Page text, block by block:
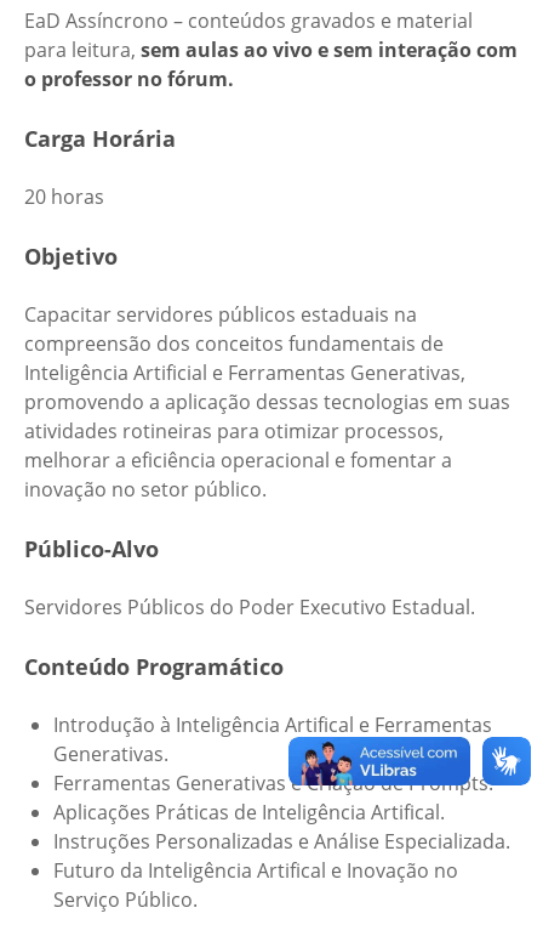
EaD Assíncrono – conteúdos gravados e material
para leitura, sem aulas ao vivo e sem interação com
o professor no fórum.
Carga Horária
20 horas
Objetivo
Capacitar servidores públicos estaduais na
compreensão dos conceitos fundamentais de
Inteligência Artificial e Ferramentas Generativas,
promovendo a aplicação dessas tecnologias em suas
atividades rotineiras para otimizar processos,
melhorar a eficiência operacional e fomentar a
inovação no setor público.
Público-Alvo
Servidores Públicos do Poder Executivo Estadual.
Conteúdo Programático
Introdução à Inteligência Artifical e Ferramentas
Generativas.
Ferramentas Generativas e Criação de Prompts.
Aplicações Práticas de Inteligência Artifical.
Instruções Personalizadas e Análise Especializada.
Futuro da Inteligência Artifical e Inovação no
Serviço Público.